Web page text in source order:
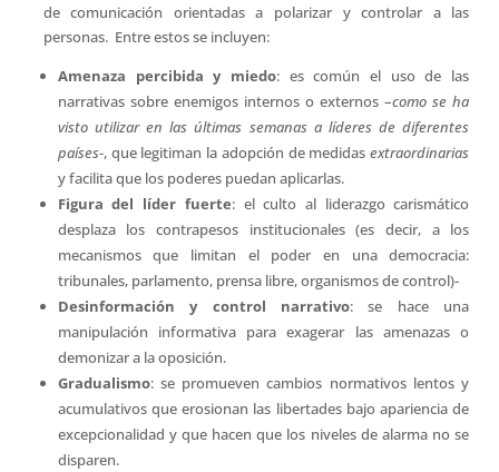
de comunicación orientadas a polarizar y controlar a las
personas. Entre estos se incluyen:
Amenaza percibida y miedo: es común el uso de las
narrativas sobre enemigos internos o externos –como se ha
visto utilizar en las últimas semanas a líderes de diferentes
países-, que legitiman la adopción de medidasextraordinarias
y facilita que los poderes puedan aplicarlas.
Figura del líder fuerte: el culto al liderazgo carismático
desplaza los contrapesos institucionales (es decir, a los
mecanismos que limitan el poder en una democracia:
tribunales, parlamento, prensa libre, organismos de control)-
Desinformación y control narrativo: se hace una
manipulación informativa para exagerar las amenazas o
demonizar a la oposición.
Gradualismo: se promueven cambios normativos lentos y
acumulativos que erosionan las libertades bajo apariencia de
excepcionalidad y que hacen que los niveles de alarma no se
disparen.